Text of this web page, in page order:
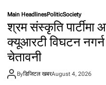
र
प्र
ह
री
ली
Main HeadlinesPoliticSociety
श्रम संस्कृति पार्टीमा
क्यूआरटी विघटन नगर्न
चेतावनी
Byडिजिटल खबरAugust 4, 2026